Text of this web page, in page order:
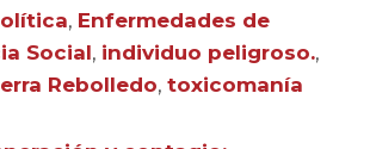
, Enfermedades de
Social, individuo peligroso.,
Rebolledo, toxicomanía